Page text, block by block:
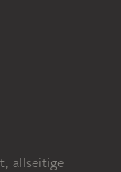
allseitige